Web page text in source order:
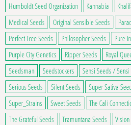
Humboldt Seed Organization
Kannabia
Medical Seeds
Original Sensible Seeds
Perfect Tree Seeds
Philosopher Seeds
Pure
Purple City Genetics
Ripper Seeds
Royal
Seedsman
Seedstockers
Sensi Seeds /
Serious Seeds
Silent Seeds
Super Sativa
Super_Strains
Sweet Seeds
The Cali
The Grateful Seeds
Tramuntana Seeds